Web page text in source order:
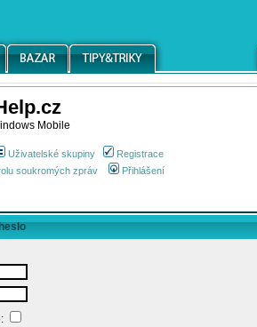
Mobile
Uživatelské skupiny
Registrace
soukromých zpráv Přihlášení